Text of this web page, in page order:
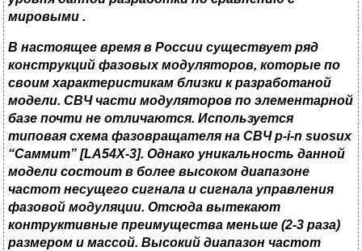
мировыми .
В настоящее время в России существует ряд
конструкций фазовых модуляторов, которые по
своим характеристикам близки к разработаной
модели. СВЧ части модуляторов по элементарной
базе почти не отличаются. Используется
типовая схема фазовращателя на СВЧp-i-n suosux
“Саммит” [LA54X-3]. Однако уникальность данной
модели состоит в более высоком диапазоне
частот несущего сигнала и сигнала управления
фазовой модуляции. Отсюда вытекают
контруктивные преимущества меньше (2-3 раза)
размером и массой. Высокий диапазон частот